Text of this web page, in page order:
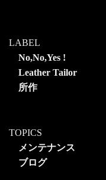
LABEL
No,No,Yes !
Leather Tailor
所作
TOPICS
メンテナンス
ブログ